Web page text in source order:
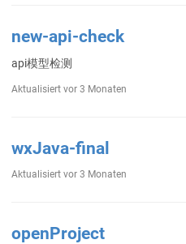
new-api-check
api模型检测
Aktualisiert vor 3 Monaten
wxJava-final
Aktualisiert vor 3 Monaten
openProject